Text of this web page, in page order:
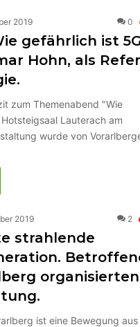
2019 0
gefährlich ist
Hohn, als
zum Themenabend "Wie
Lauterach am
wurde von
2019 2
strahlende
organisierten
ist eine Bewegung